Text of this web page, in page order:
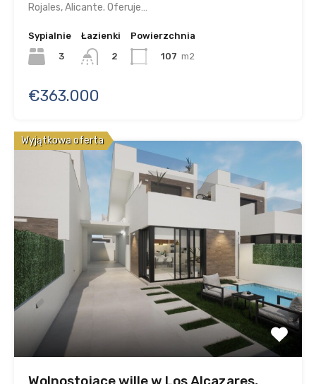
Rojales, Alicante. Oferuje…
Sypialnie
3
Łazienki
2
Powierzchnia
107 m2
€363.000
Wyjątkowa oferta